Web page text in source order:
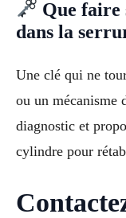
Que faire
dans la
Une clé qui ne
ou un mécanisme
diagnostic et
cylindre pour